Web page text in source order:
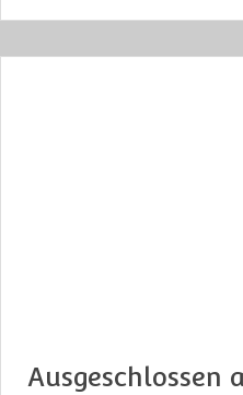
Ausgeschlossen